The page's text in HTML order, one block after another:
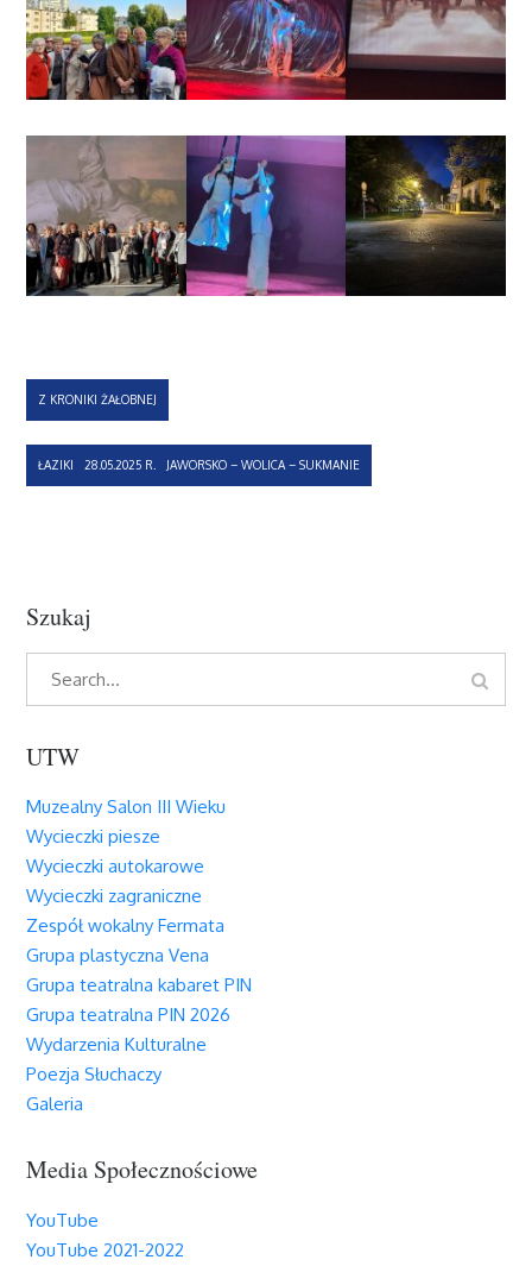
Nawigacja
wpisu
Z KRONIKI ŻAŁOBNEJ
ŁAZIKI 28.05.2025 R. JAWORSKO – WOLICA – SUKMANIE
Szukaj
Search
UTW
Muzealny Salon III Wieku
Wycieczki piesze
Wycieczki autokarowe
Wycieczki zagraniczne
Zespół wokalny Fermata
Grupa plastyczna Vena
Grupa teatralna kabaret PIN
Grupa teatralna PIN 2026
Wydarzenia Kulturalne
Poezja Słuchaczy
Galeria
Media Społecznościowe
YouTube
YouTube 2021-2022